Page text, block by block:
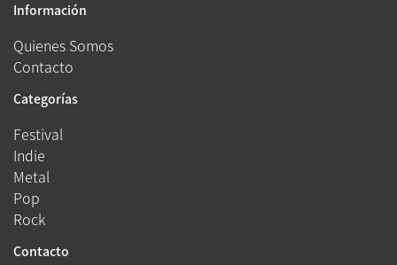
Información
Quienes Somos
Contacto
Categorías
Festival
Indie
Metal
Pop
Rock
Contacto